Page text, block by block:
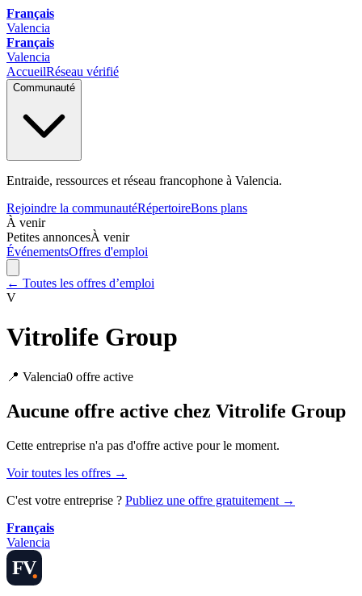
Français
Valencia
Français
Valencia
AccueilRéseau vérifié
Communauté
Entraide, ressources et réseau francophone à Valencia.
Rejoindre la communautéRépertoireBons plans
À venir
Petites annoncesÀ venir
ÉvénementsOffres d'emploi
← Toutes les offres d’emploi
V
Vitrolife Group
📍 Valencia0 offre active
Aucune offre active chez Vitrolife Group
Cette entreprise n'a pas d'offre active pour le moment.
Voir toutes les offres →
C'est votre entreprise ? Publiez une offre gratuitement →
Français
Valencia
FV